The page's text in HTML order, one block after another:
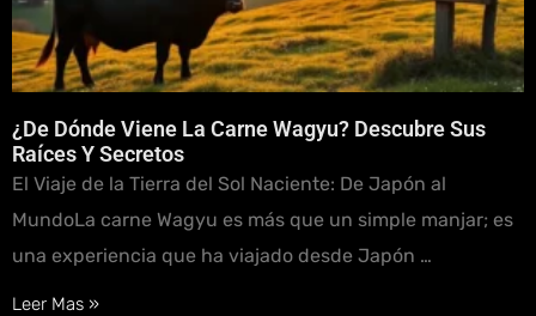
¿De Dónde Viene La Carne Wagyu? Descubre Sus
Raíces Y Secretos
El Viaje de la Tierra del Sol Naciente: De Japón al
MundoLa carne Wagyu es más que un simple manjar; es
una experiencia que ha viajado desde Japón …
Leer Mas »